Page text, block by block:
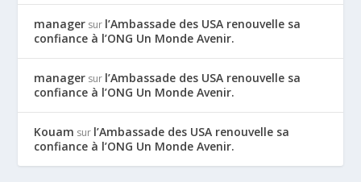
manager sur l’Ambassade des USA renouvelle sa
confiance à l’ONG Un Monde Avenir.
manager sur l’Ambassade des USA renouvelle sa
confiance à l’ONG Un Monde Avenir.
Kouam sur l’Ambassade des USA renouvelle sa
confiance à l’ONG Un Monde Avenir.